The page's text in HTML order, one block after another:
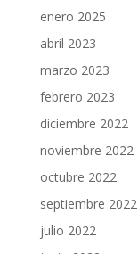
enero 2025
abril 2023
marzo 2023
febrero 2023
diciembre 2022
noviembre 2022
octubre 2022
septiembre 2022
julio 2022